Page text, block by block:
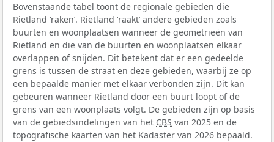
Bovenstaande tabel toont de regionale gebieden die
Rietland ‘raken’. Rietland ‘raakt’ andere gebieden zoals
buurten en woonplaatsen wanneer de geometrieën van
Rietland en die van de buurten en woonplaatsen elkaar
overlappen of snijden. Dit betekent dat er een gedeelde
grens is tussen de straat en deze gebieden, waarbij ze op
een bepaalde manier met elkaar verbonden zijn. Dit kan
gebeuren wanneer Rietland door een buurt loopt of de
grens van een woonplaats volgt. De gebieden zijn op basis
van de gebiedsindelingen van het CBS van 2025 en de
topografische kaarten van het Kadaster van 2026 bepaald.